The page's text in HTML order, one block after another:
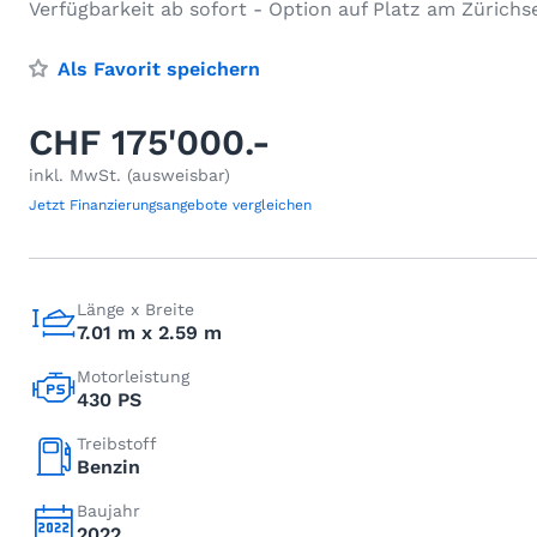
Verfügbarkeit ab sofort - Option auf Platz am
Als Favorit speichern
CHF 175'000.-
inkl. MwSt. (ausweisbar)
Jetzt Finanzierungsangebote vergleichen
Länge x Breite
7.01 m x 2.59 m
Motorleistung
430 PS
Treibstoff
Benzin
Baujahr